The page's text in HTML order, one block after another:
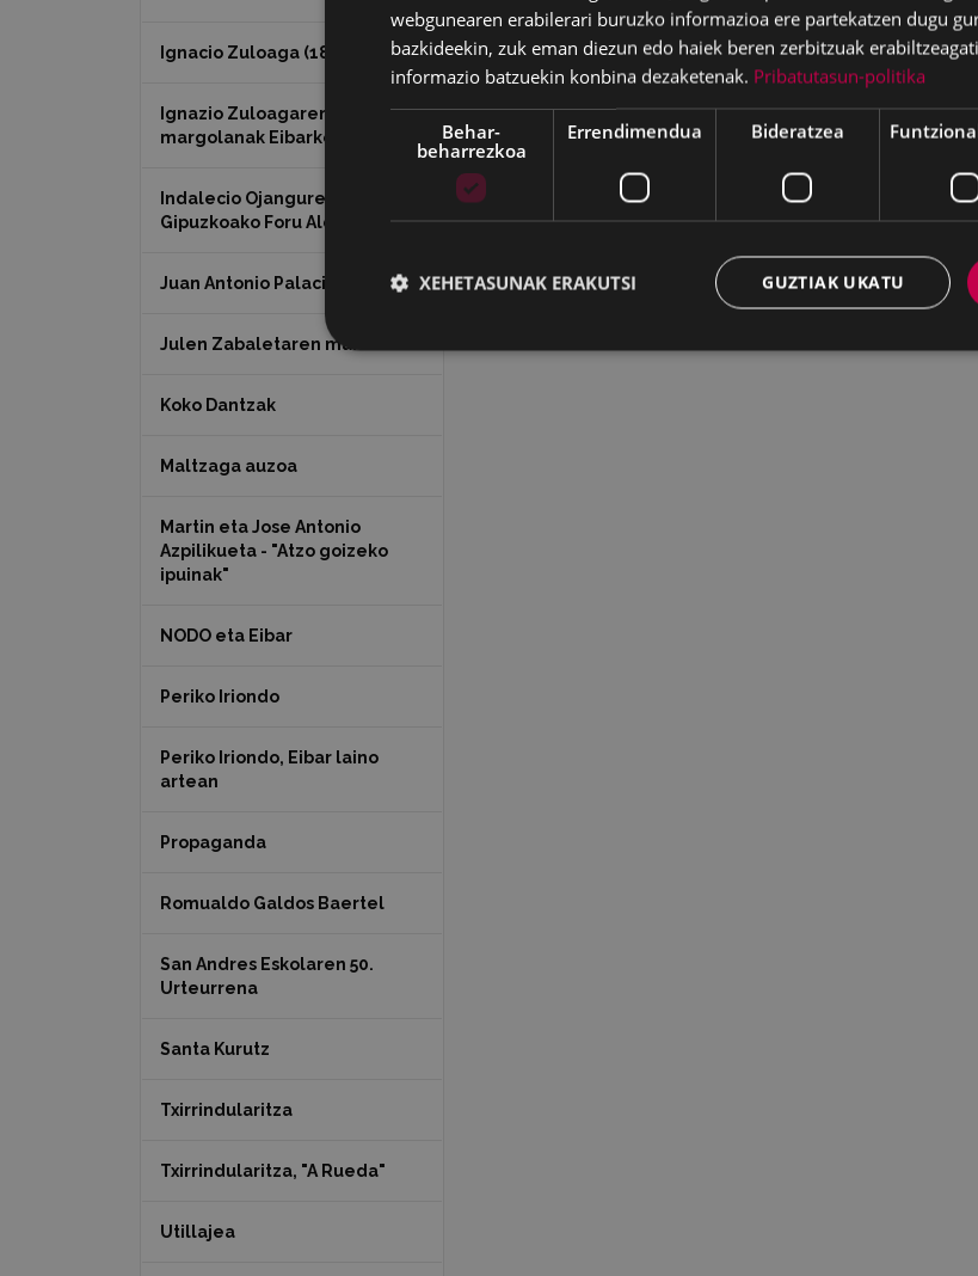
Ignacio Zuloaga (1870-2020)
Ignazio Zuloagaren
margolanak Eibarko dendetan
Indalecio Ojanguren,
Gipuzkoako Foru Aldundia
Juan Antonio Palacios HARRIA
Julen Zabaletaren marrazkiak
Koko Dantzak
Maltzaga auzoa
Martin eta Jose Antonio
Azpilikueta - "Atzo goizeko
ipuinak"
NODO eta Eibar
Periko Iriondo
Periko Iriondo, Eibar laino
artean
Propaganda
Romualdo Galdos Baertel
San Andres Eskolaren 50.
Urteurrena
Santa Kurutz
Txirrindularitza
Txirrindularitza, "A Rueda"
Utillajea
webgunearen erabilerari buruzko informazioa ere partekatzen dugu
bazkideekin, zuk eman diezun edo haiek beren zerbitzuak
informazio batzuekin konbina dezaketenak. Pribatutasun-politika
Behar-
beharrezkoa
Errendimendua Bideratzea
GUZTIAK UKATU
XEHETASUNAK ERAKUTSI